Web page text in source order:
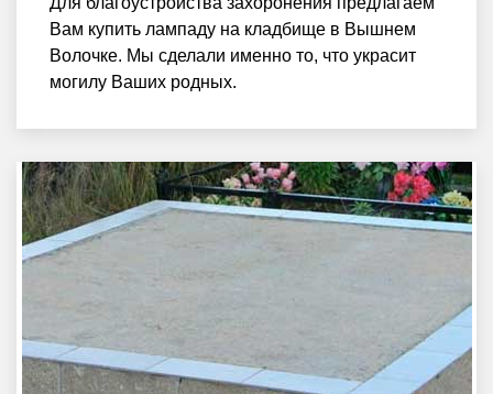
Вам купить лампаду на кладбище в Вышнем
Волочке. Мы сделали именно то, что украсит
могилу Ваших родных.